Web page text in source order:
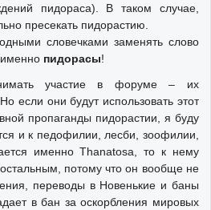
пидораса). В таком случае,
пресекать пидорастию.
словечками заменять слово
пидорасы!
участие в форуме – их
если они будут использовать этот
пропаганды пидорастии, я буду
и к педофилии, лесби, зоофилии,
именно Thanatosа, то к нему
потому что он вообще не
переводы в Новенькие и баны
в бан за оскорбления мировых